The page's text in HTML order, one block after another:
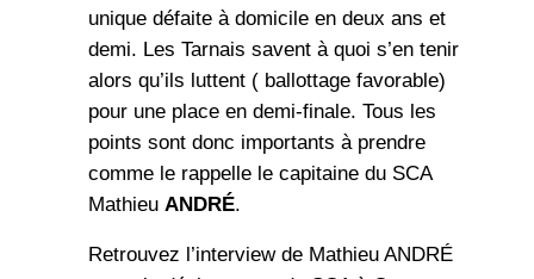
unique défaite à domicile en deux ans et
demi. Les Tarnais savent à quoi s’en tenir
alors qu’ils luttent ( ballottage favorable)
pour une place en demi-finale. Tous les
points sont donc importants à prendre
comme le rappelle le capitaine du SCA
Mathieu ANDRÉ.
Retrouvez l’interview de Mathieu ANDRÉ